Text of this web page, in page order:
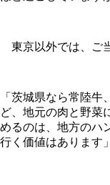
東京以外では、ご
「茨城県なら常陸
ど、地元の肉と野菜
めるのは、地方のハ
行く価値はあります」